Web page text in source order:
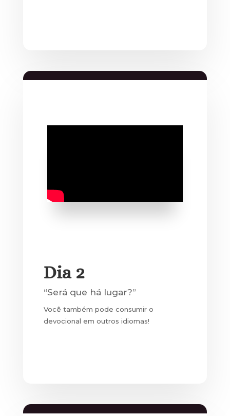
Dia 2
“Será que há lugar?”
Você também pode consumir o
devocional em outros idiomas!